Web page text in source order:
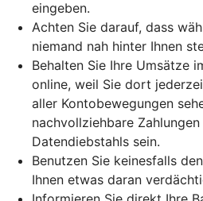
eingeben.
Achten Sie darauf, dass
niemand nah hinter Ihnen
Behalten Sie Ihre Umsätze
online, weil Sie dort
aller Kontobewegungen
nachvollziehbare
Datendiebstahls sein.
Benutzen Sie keinesfalls
Ihnen etwas daran